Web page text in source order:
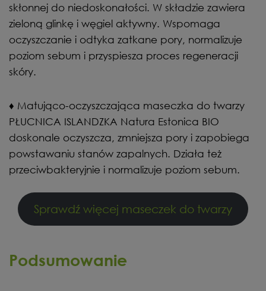
skłonnej do niedoskonałości. W składzie zawiera
zieloną glinkę i węgiel aktywny. Wspomaga
oczyszczanie i odtyka zatkane pory, normalizuje
poziom sebum i przyspiesza proces regeneracji
skóry.
♦ Matująco-oczyszczająca maseczka do twarzy
PŁUCNICA ISLANDZKA Natura Estonica BIO
doskonale oczyszcza, zmniejsza pory i zapobiega
powstawaniu stanów zapalnych. Działa też
przeciwbakteryjnie i normalizuje poziom sebum.
Sprawdź więcej maseczek do twarzy
Podsumowanie